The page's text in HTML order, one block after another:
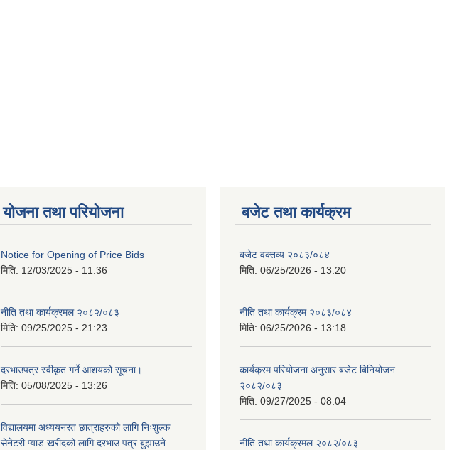
योजना तथा परियोजना
Notice for Opening of Price Bids
मिति: 12/03/2025 - 11:36
नीति तथा कार्यक्रमल २०८२/०८३
मिति: 09/25/2025 - 21:23
दरभाउपत्र स्वीकृत गर्ने आशयको सूचना।
मिति: 05/08/2025 - 13:26
विद्यालयमा अध्ययनरत छात्राहरुको लागि निःशुल्क
सेनेटरी प्याड खरीदको लागि दरभाउ पत्र बुझाउने
बजेट तथा कार्यक्रम
बजेट वक्तव्य २०८३/०८४
मिति: 06/25/2026 - 13:20
नीति तथा कार्यक्रम २०८३/०८४
मिति: 06/25/2026 - 13:18
कार्यक्रम परियोजना अनुसार बजेट बिनियोजन
२०८२/०८३
मिति: 09/27/2025 - 08:04
नीति तथा कार्यक्रमल २०८२/०८३